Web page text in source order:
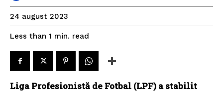
24 august 2023
Less than 1 min. read
Liga Profesionistă de Fotbal (LPF) a stabilit